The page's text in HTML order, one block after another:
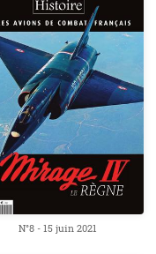
N°8 - 15 juin 2021